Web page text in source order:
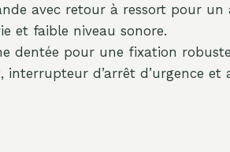
avec retour à ressort pour
et faible niveau sonore.
dentée pour une fixation
d’arrêt d’urgence